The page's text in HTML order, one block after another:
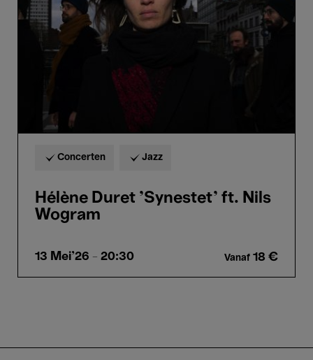
Nils
Wogram
Concerten Jazz
Hélène Duret 'Synestet' ft. Nils
Wogram
13 Mei'26 - 20:30 Vanaf 18 €